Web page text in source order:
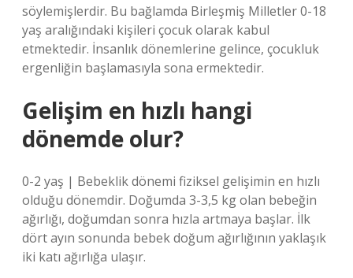
söylemişlerdir. Bu bağlamda Birleşmiş Milletler 0-18
yaş aralığındaki kişileri çocuk olarak kabul
etmektedir. İnsanlık dönemlerine gelince, çocukluk
ergenliğin başlamasıyla sona ermektedir.
Gelişim en hızlı hangi
dönemde olur?
0-2 yaş | Bebeklik dönemi fiziksel gelişimin en hızlı
olduğu dönemdir. Doğumda 3-3,5 kg olan bebeğin
ağırlığı, doğumdan sonra hızla artmaya başlar. İlk
dört ayın sonunda bebek doğum ağırlığının yaklaşık
iki katı ağırlığa ulaşır.